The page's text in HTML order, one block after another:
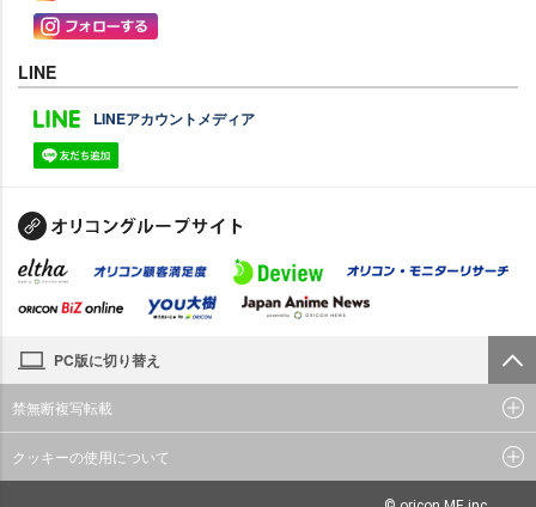
LINE
LINEアカウントメディア
PC版に切り替え
禁無断複写転載
クッキーの使用について